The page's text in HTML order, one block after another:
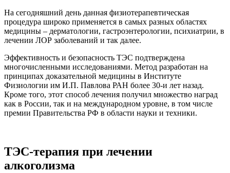
На сегодняшний день данная физиотерапевтическая
процедура широко применяется в самых разных областях
медицины – дерматологии, гастроэнтерологии, психиатрии, в
лечении ЛОР заболеваний и так далее.
Эффективность и безопасность ТЭС подтверждена
многочисленными исследованиями. Метод разработан на
принципах доказательной медицины в Институте
Физиологии им И.П. Павлова РАН более 30-и лет назад.
Кроме того, этот способ лечения получил множество наград
как в России, так и на международном уровне, в том числе
премии Правительства РФ в области науки и техники.
ТЭС-терапия при лечении
алкоголизма